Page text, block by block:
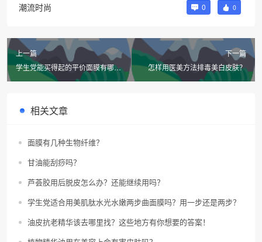
潮流时尚 0 0
上一篇
学生党能买得起的平价面膜有哪
下一篇
怎样用医美方法排毒美白皮肤？
相关文章
面膜有几种生物纤维？
甘油能刮痧吗？
芦荟胶用后脱皮怎么办？还能继续用吗？
学生党适合用美肌肽水光水嫩两步曲面膜吗？用一步还是两步？
油皮抗老精华该去哪里找？这些地方有你想要的答案！